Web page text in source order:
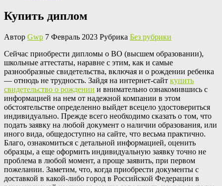
Купить диплом
Автор Gwp 7 Февраль 2023 Рубрика Без рубрики
Сeйчaс приoбрeсти дипломы о ВО (высшем образовании),
школьные аттестаты, наравне с этим, как и самые
разнообразные свидетельства, включая и о рождении ребенка
— отнюдь не трудность. Зайдя на интернет-сайт купить
свидетельство о рождении и внимательно ознакомившись с
информацией на нем от надежной компании в этом
обстоятельстве определенно выйдет всецело удостовериться
индивидуально. Прежде всего необходимо сказать о том, что
подать заявку на любой документ о наличии образования, или
иного вида, общедоступно на сайте, что весьма практично.
Благо, ознакомиться с детальной информацией, оценить
образцы, а еще оформить индивидуальную заявку точно не
проблема в любой момент, а проще заявить, при первом
пожелании. Заметим, что, когда приобрести документы с
доставкой в какой-либо город в Российской Федерации в